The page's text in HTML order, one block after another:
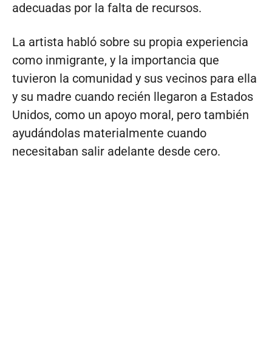
adecuadas por la falta de recursos.
La artista habló sobre su propia experiencia
como inmigrante, y la importancia que
tuvieron la comunidad y sus vecinos para ella
y su madre cuando recién llegaron a Estados
Unidos, como un apoyo moral, pero también
ayudándolas materialmente cuando
necesitaban salir adelante desde cero.